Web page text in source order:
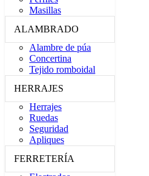
Masillas
ALAMBRADO
Alambre de púa
Concertina
Tejido romboidal
HERRAJES
Herrajes
Ruedas
Seguridad
Apliques
FERRETERÍA